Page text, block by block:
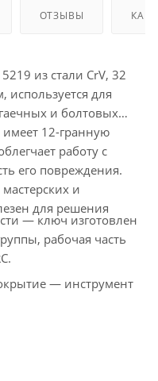
ОТЗЫВЫ КАК
из стали CrV, 32
для
и болтовых
12-гранную
работу с
его повреждения.
и
для решения
— ключ изготовлен
рабочая часть
— инструмент